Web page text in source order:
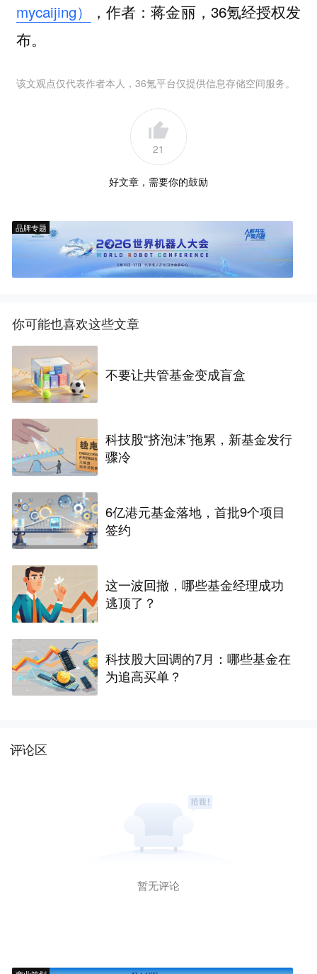
mycaijing）
，作者：蒋金丽，36氪经授权发
布。
该文观点仅代表作者本人，36氪平台仅提供信息存储空间服务。
21
好文章，需要你的鼓励
品牌专题
你可能也喜欢这些文章
不要让共管基金变成盲盒
科技股“挤泡沫”拖累，新基金发行
骤冷
6亿港元基金落地，首批9个项目
签约
这一波回撤，哪些基金经理成功
逃顶了？
科技股大回调的7月：哪些基金在
为追高买单？
评论区
暂无评论